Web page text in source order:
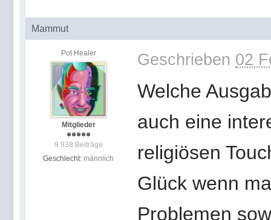
Mammut
Pot Healer
Mitglieder
9.938 Beiträge
Geschlecht: männlich
Geschrieben 02
Welche
auch eine
religiösen
Glück wenn
Problemen